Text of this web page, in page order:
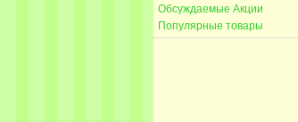
Обсуждаемые Акции
Популярные товары